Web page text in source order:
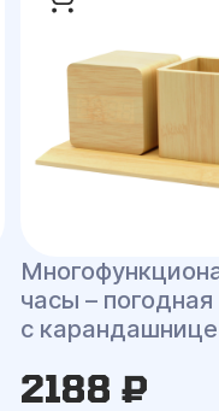
часы –
с
2188 ₽